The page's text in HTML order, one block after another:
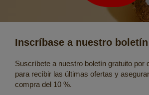
Inscríbase a nuestro
Suscríbete a nuestro boletín gratuito por
para recibir las últimas ofertas y
compra del 10 %.